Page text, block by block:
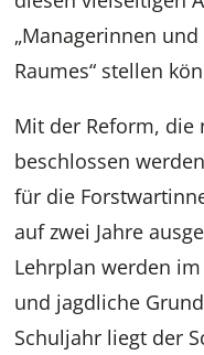
„Managerinnen
Raumes“ stellen
Mit der Reform, die
beschlossen
für die
auf zwei Jahre
Lehrplan werden
und jagdliche
Schuljahr liegt der